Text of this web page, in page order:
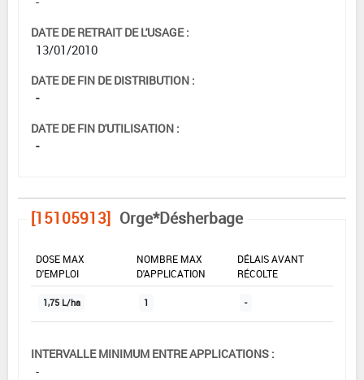
DATE DE RETRAIT DE L'USAGE :
13/01/2010
DATE DE FIN DE DISTRIBUTION :
-
DATE DE FIN D'UTILISATION :
-
[15105913] Orge*Désherbage
DOSE MAX
D'EMPLOI
NOMBRE MAX
D'APPLICATION
DÉLAIS AVANT
RÉCOLTE
1,75 L/ha 1 -
INTERVALLE MINIMUM ENTRE APPLICATIONS :
-